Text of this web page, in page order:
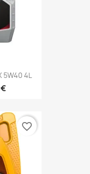
5W40 4L
favorite_border